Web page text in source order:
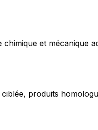
et mécanique
produits